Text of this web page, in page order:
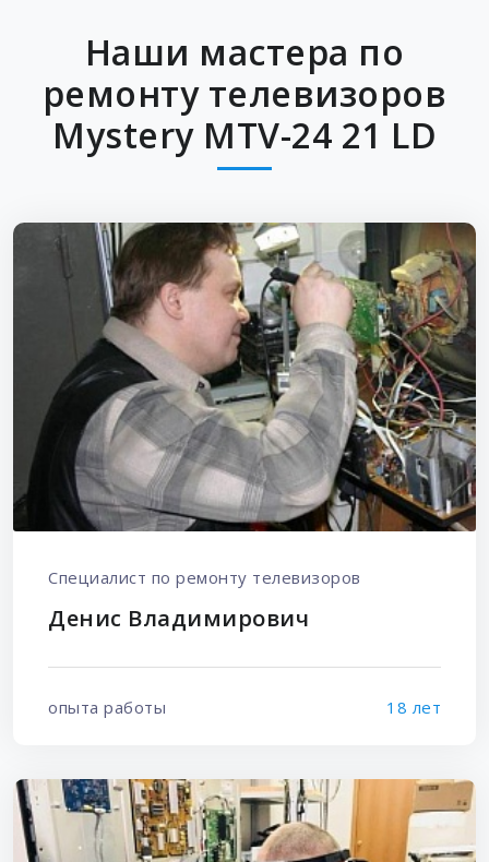
Наши мастера по
ремонту телевизоров
Mystery MTV-24 21 LD
Специалист по ремонту телевизоров
Денис Владимирович
опыта работы 18 лет